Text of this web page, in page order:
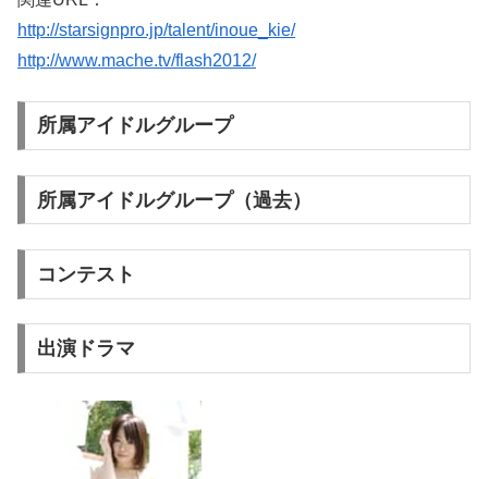
http://starsignpro.jp/talent/inoue_kie/
http://www.mache.tv/flash2012/
所属アイドルグループ
所属アイドルグループ（過去）
コンテスト
出演ドラマ